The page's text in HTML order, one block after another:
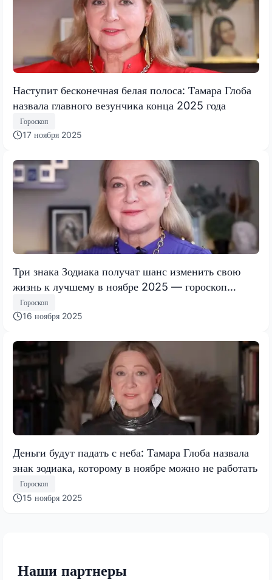
Наступит бесконечная белая полоса: Тамара Глоба
назвала главного везунчика конца 2025 года
Гороскоп
17 ноября 2025
Три знака Зодиака получат шанс изменить свою
жизнь к лучшему в ноябре 2025 — гороскоп
Тамары Глобы
Гороскоп
16 ноября 2025
Деньги будут падать с неба: Тамара Глоба назвала
знак зодиака, которому в ноябре можно не работать
Гороскоп
15 ноября 2025
Наши партнеры